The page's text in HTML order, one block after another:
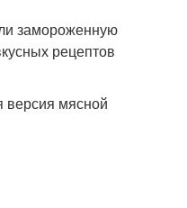
версия мясной